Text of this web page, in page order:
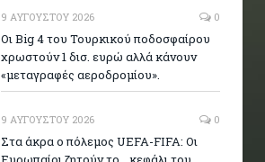
9 ΑΥΓΟΎΣΤΟΥ 2026 0
Οι Big 4 του Τουρκικού ποδοσφαίρου
χρωστούν 1 δισ. ευρώ αλλά κάνουν
«μεταγραφές αεροδρομίου».
9 ΑΥΓΟΎΣΤΟΥ 2026 0
Στα άκρα ο πόλεμος UEFA-FIFA: Οι